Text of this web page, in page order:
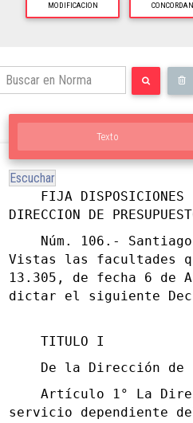
MODIFICACION
Texto
Escuchar
FIJA DISPOSICIONES
DIRECCION DE
Núm. 106.-
Vistas las facultades
13.305, de fecha 6 de
dictar el siguiente
TITULO I
De la Dirección de
Artículo 1° La
servicio dependiente